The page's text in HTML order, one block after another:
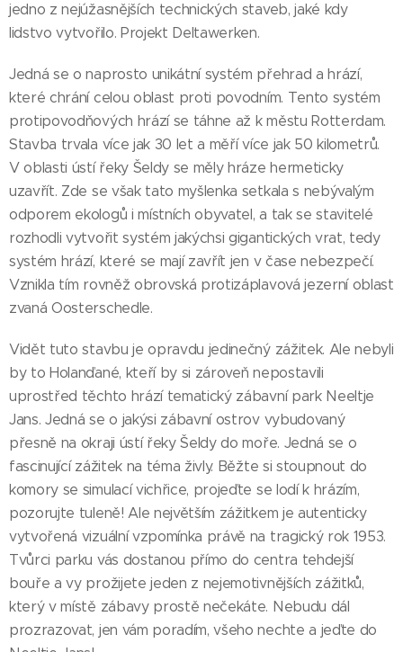
jedno z nejúžasnějších technických staveb, jaké kdy
lidstvo vytvořilo. Projekt Deltawerken.
Jedná se o naprosto unikátní systém přehrad a hrází,
které chrání celou oblast proti povodním. Tento systém
protipovodňových hrází se táhne až k městu Rotterdam.
Stavba trvala více jak 30 let a měří více jak 50 kilometrů.
V oblasti ústí řeky Šeldy se měly hráze hermeticky
uzavřít. Zde se však tato myšlenka setkala s nebývalým
odporem ekologů i místních obyvatel, a tak se stavitelé
rozhodli vytvořit systém jakýchsi gigantických vrat, tedy
systém hrází, které se mají zavřít jen v čase nebezpečí.
Vznikla tím rovněž obrovská protizáplavová jezerní oblast
zvaná Oosterschedle.
Vidět tuto stavbu je opravdu jedinečný zážitek. Ale nebyli
by to Holanďané, kteří by si zároveň nepostavili
uprostřed těchto hrází tematický zábavní park Neeltje
Jans. Jedná se o jakýsi zábavní ostrov vybudovaný
přesně na okraji ústí řeky Šeldy do moře. Jedná se o
fascinující zážitek na téma živly. Běžte si stoupnout do
komory se simulací vichřice, projeďte se lodí k hrázím,
pozorujte tuleně! Ale největším zážitkem je autenticky
vytvořená vizuální vzpomínka právě na tragický rok 1953.
Tvůrci parku vás dostanou přímo do centra tehdejší
bouře a vy prožijete jeden z nejemotivnějších zážitků,
který v místě zábavy prostě nečekáte. Nebudu dál
prozrazovat, jen vám poradím, všeho nechte a jeďte do